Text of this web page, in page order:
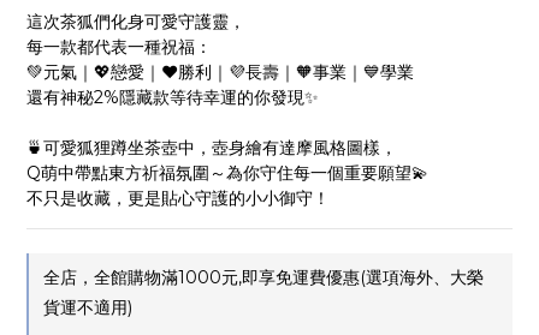
這次茶狐們化身可愛守護靈，
每一款都代表一種祝福：
💚元氣｜💖戀愛｜❤️勝利｜💜長壽｜🧡事業｜💙學業
還有神秘2%隱藏款等待幸運的你發現✨
🍵可愛狐狸蹲坐茶壺中，壺身繪有達摩風格圖樣，
Q萌中帶點東方祈福氛圍～為你守住每一個重要願望💫
不只是收藏，更是貼心守護的小小御守！
全店，全館購物滿1000元,即享免運費優惠(選項海外、大榮
貨運不適用)